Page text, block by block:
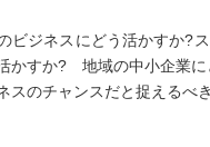
ビジネスにどう活かすか?
かすか? 地域の中小企業に
スのチャンスだと捉えるべ